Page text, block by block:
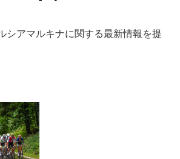
シアマルキナに関する最新情報を提